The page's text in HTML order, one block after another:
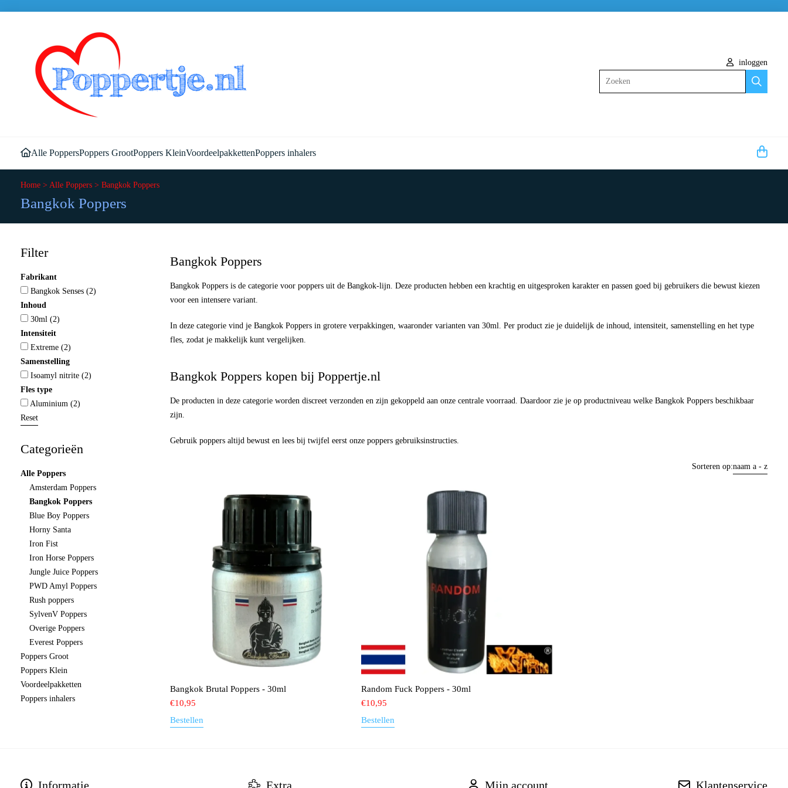
inloggen
Alle PoppersPoppers GrootPoppers KleinVoordeelpakkettenPoppers inhalers
Home > Alle Poppers > Bangkok Poppers
Bangkok Poppers
Filter
Fabrikant
Bangkok Senses (2)
Inhoud
30ml (2)
Intensiteit
Extreme (2)
Samenstelling
Isoamyl nitrite (2)
Fles type
Aluminium (2)
Reset
Categorieën
Alle Poppers
Amsterdam Poppers
Bangkok Poppers
Blue Boy Poppers
Horny Santa
Iron Fist
Iron Horse Poppers
Jungle Juice Poppers
PWD Amyl Poppers
Rush poppers
SylvenV Poppers
Overige Poppers
Everest Poppers
Poppers Groot
Poppers Klein
Voordeelpakketten
Poppers inhalers
Bangkok Poppers
Bangkok Poppers is de categorie voor poppers uit de Bangkok-lijn. Deze producten hebben een krachtig en uitgesproken karakter en passen goed bij gebruikers die bewust kiezen
voor een intensere variant.
In deze categorie vind je Bangkok Poppers in grotere verpakkingen, waaronder varianten van 30ml. Per product zie je duidelijk de inhoud, intensiteit, samenstelling en het type
fles, zodat je makkelijk kunt vergelijken.
Bangkok Poppers kopen bij Poppertje.nl
De producten in deze categorie worden discreet verzonden en zijn gekoppeld aan onze centrale voorraad. Daardoor zie je op productniveau welke Bangkok Poppers beschikbaar
zijn.
Gebruik poppers altijd bewust en lees bij twijfel eerst onze poppers gebruiksinstructies.
Sorteren op:naam a - z
Bangkok Brutal Poppers - 30ml
€10,95
Bestellen
Random Fuck Poppers - 30ml
€10,95
Bestellen
Informatie Extra Mijn account Klantenservice